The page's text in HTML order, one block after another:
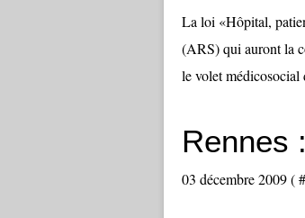
La loi «Hôpital,
(ARS) qui auront la
le volet médicosocial
Rennes
03 décembre 2009 ( #